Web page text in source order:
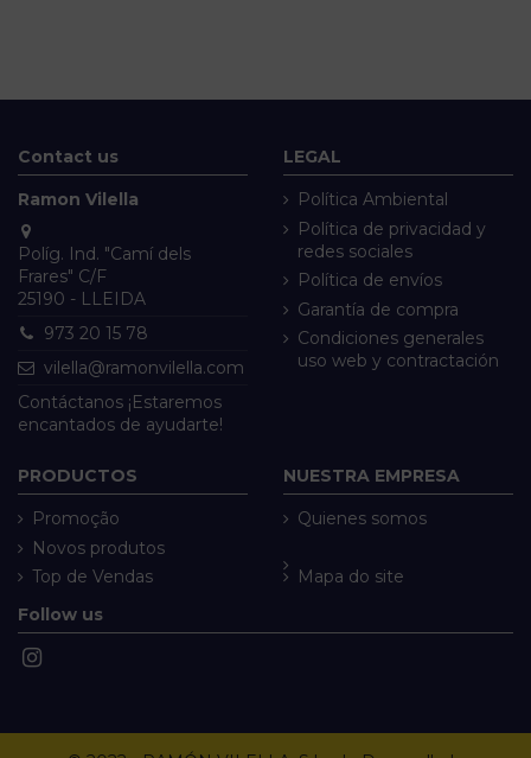
Contact us
Ramon Vilella
Políg. Ind. "Camí dels
Frares" C/F
25190 - LLEIDA
973 20 15 78
vilella@ramonvilella.com
Contáctanos ¡Estaremos
encantados de ayudarte!
LEGAL
Política Ambiental
Política de privacidad y
redes sociales
Política de envíos
Garantía de compra
Condiciones generales
uso web y contractación
PRODUCTOS
Promoção
Novos produtos
Top de Vendas
NUESTRA EMPRESA
Quienes somos
Mapa do site
Follow us